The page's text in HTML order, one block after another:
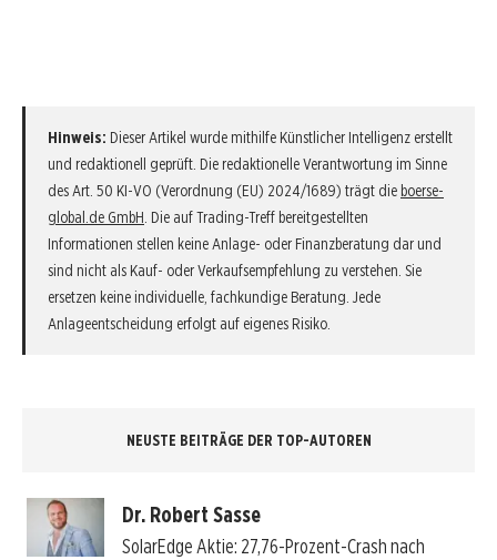
Hinweis: Dieser Artikel wurde mithilfe Künstlicher Intelligenz erstellt
und redaktionell geprüft. Die redaktionelle Verantwortung im Sinne
des Art. 50 KI-VO (Verordnung (EU) 2024/1689) trägt die boerse-
global.de GmbH . Die auf Trading-Treff bereitgestellten
Informationen stellen keine Anlage- oder Finanzberatung dar und
sind nicht als Kauf- oder Verkaufsempfehlung zu verstehen. Sie
ersetzen keine individuelle, fachkundige Beratung. Jede
Anlageentscheidung erfolgt auf eigenes Risiko.
NEUSTE BEITRÄGE DER TOP-AUTOREN
Dr. Robert Sasse
SolarEdge Aktie: 27,76-Prozent-Crash nach